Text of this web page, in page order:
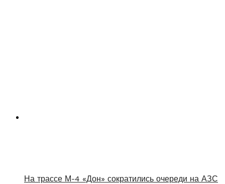
На трассе М-4 «Дон» сократились очереди на АЗС